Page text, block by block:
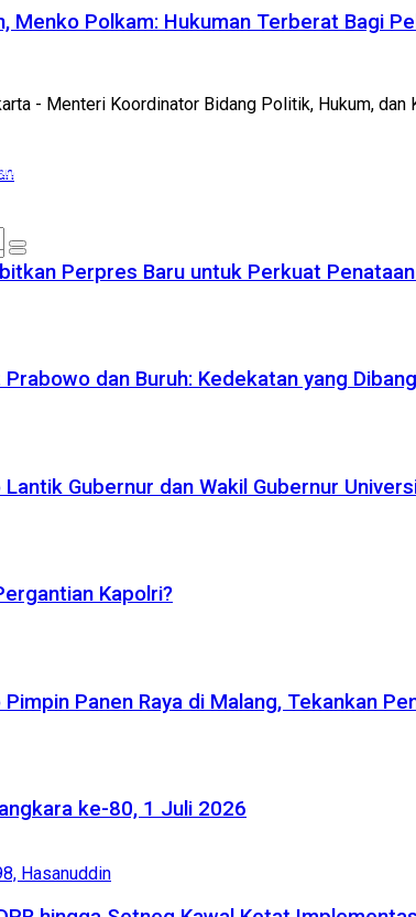
Menko Polkam: Hukuman Terberat Bagi
- Menteri Koordinator Bidang Politik, Hukum, dan
Perpres Baru untuk Perkuat
dan Buruh: Kedekatan yang
Gubernur dan Wakil Gubernur
Kapolri?
Panen Raya di Malang, Tekankan
ke-80, 1 Juli 2026